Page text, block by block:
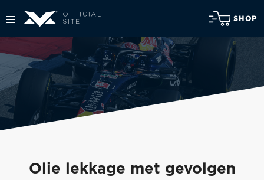
SHOP
Olie lekkage met gevolgen